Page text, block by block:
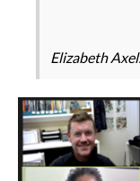
Elizabeth